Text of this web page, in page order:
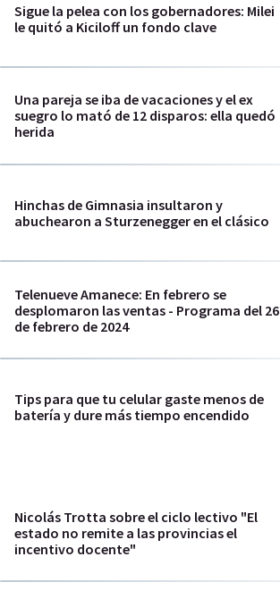
Sigue la pelea con los gobernadores: Milei
le quitó a Kiciloff un fondo clave
Una pareja se iba de vacaciones y el ex
suegro lo mató de 12 disparos: ella quedó
herida
Hinchas de Gimnasia insultaron y
abuchearon a Sturzenegger en el clásico
Telenueve Amanece: En febrero se
desplomaron las ventas - Programa del 26
de febrero de 2024
Tips para que tu celular gaste menos de
batería y dure más tiempo encendido
Nicolás Trotta sobre el ciclo lectivo "El
estado no remite a las provincias el
incentivo docente"